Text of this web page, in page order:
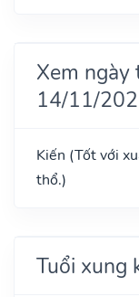
Xem
14/11/
Kiến (Tốt với
thổ.)
Tuổi xung